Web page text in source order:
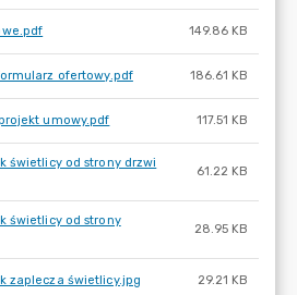
149.86 KB
ofertowy.pdf 186.61 KB
umowy.pdf 117.51 KB
świetlicy od strony drzwi
61.22 KB
świetlicy od strony
28.95 KB
zaplecza świetlicy.jpg 29.21 KB